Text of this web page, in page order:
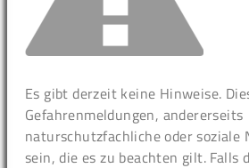
Es gibt derzeit keine Hinweise.
Gefahrenmeldungen, andererseits
naturschutzfachliche oder soziale
sein, die es zu beachten gilt. Falls